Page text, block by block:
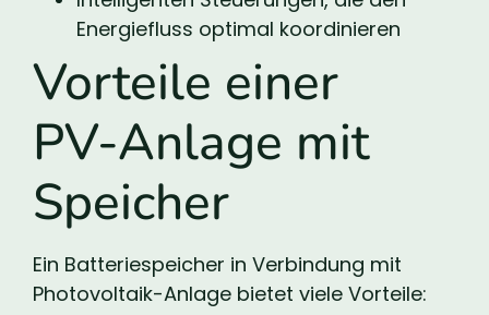
Energiefluss optimal koordinieren
Vorteile einer
PV-Anlage mit
Speicher
Ein Batteriespeicher in Verbindung mit
Photovoltaik-Anlage bietet viele Vorteile: